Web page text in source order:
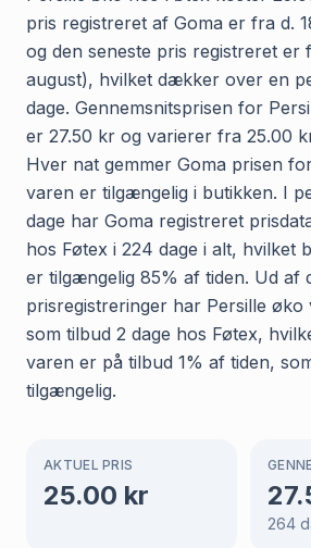
pris registreret af Goma er fra d.
og den seneste pris registreret er
august), hvilket dækker over en
dage. Gennemsnitsprisen for
er 27.50 kr og varierer fra 25.00
Hver nat gemmer Goma prisen
varen er tilgængelig i butikken. I
dage har Goma registreret
hos Føtex i 224 dage i alt, hvilket
er tilgængelig 85% af tiden. Ud af
prisregistreringer har Persille
som tilbud 2 dage hos Føtex,
varen er på tilbud 1% af tiden,
tilgængelig.
AKTUEL PRIS
25.00 kr
264